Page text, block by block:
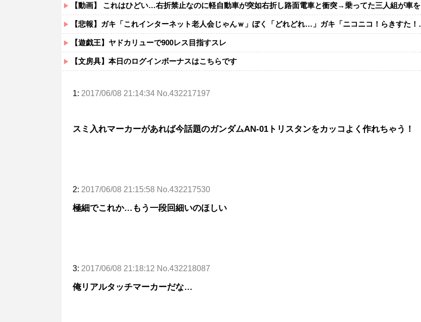
【動画】 これはひどい…右折禁止なのに軽自動車が突如右折し路面電車と衝突→乗ってた三人組が車を捨て逃走ｗｗｗｗｗｗ
【悲報】ガキ「これインターネット老人会じゃんｗ」ぼく「どれどれ…」ガキ「ニコニコ！らきすた！ボカロ！」ぼく「はぁ…」
【遊戯王】ヤドカリューで900レス目指すスレ
【文房具】本日のログインボーナスはこちらです
1: 2017/06/08 21:14:34 No.432217197
スミ入れマーカーがあれば今話題のガンダムAN-01トリスタンをカッコよく作れちゃう！
2: 2017/06/08 21:15:58 No.432217530
極細でこれか…もう一段回細いのほしい
3: 2017/06/08 21:18:12 No.432218087
俺リアルタッチマーカーだな…